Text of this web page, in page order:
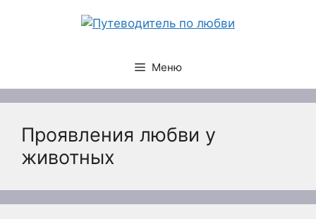
Меню
Проявления любви у
животных